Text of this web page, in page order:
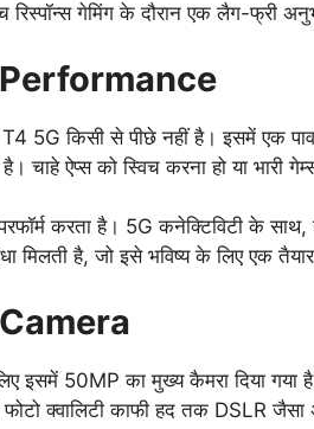
गेमिंग के दौरान एक लैग-फ्री
5G किसी से पीछे नहीं है। इसमें एक
चाहे ऐप्स को स्विच करना हो या भारी
करता है। 5G कनेक्टिविटी के
मिलती है, जो इसे भविष्य के लिए एक तैयार
इसमें 50MP का मुख्य कैमरा दिया गया
क्वालिटी काफी हद तक DSLR